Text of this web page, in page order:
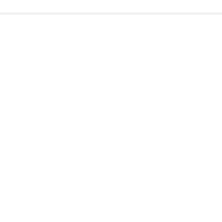
のおもちゃである「ドラグ・スレイヴ」も登場します。